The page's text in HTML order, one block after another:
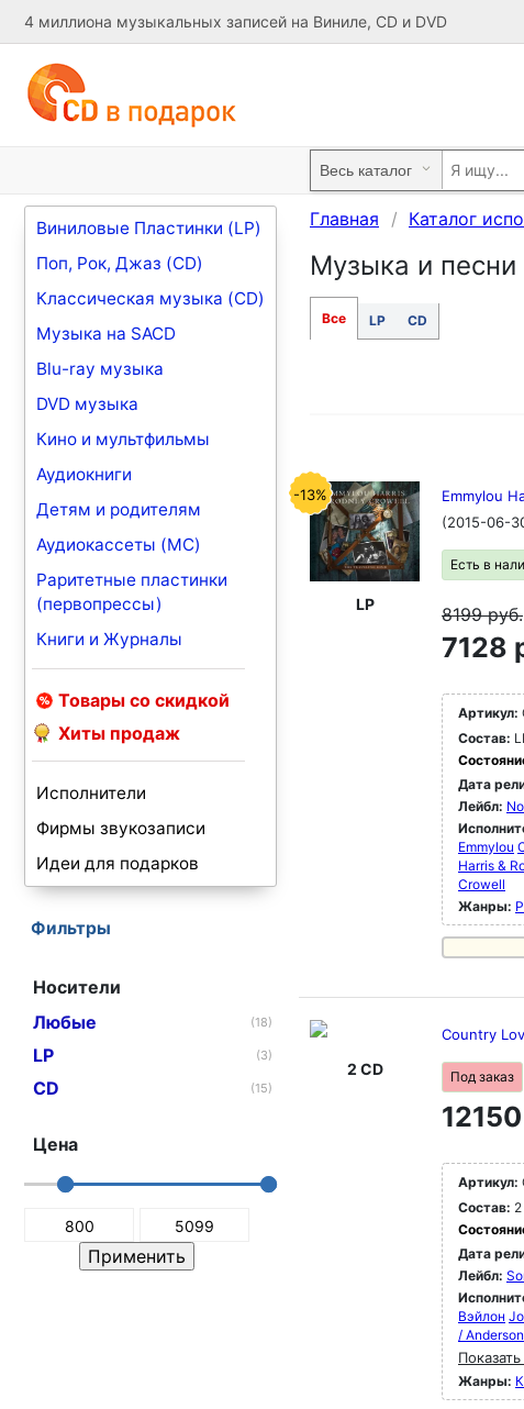
4 миллиона музыкальных записей на Виниле, CD и DVD
Виниловые Пластинки (LP)
Поп, Рок, Джаз (CD)
Классическая музыка (CD)
Музыка на SACD
Blu-ray музыка
DVD музыка
Кино и мультфильмы
Аудиокниги
Детям и родителям
Аудиокассеты (MC)
Раритетные пластинки
(первопрессы)
Книги и Журналы
Товары со скидкой
Хиты продаж
Исполнители
Фирмы звукозаписи
Идеи для подарков
Фильтры
Носители
Любые
(18)
LP (3)
CD (15)
Цена
Главная Каталог
Музыка и
Все LP CD
-13%
LP
Emmylou
(2015-06-
Есть в
8199руб.
7128
Артикул:
Состав:
Дата
Лейбл:
Emmylou
Harris &
Crowell
Жанры:
2 CD
Country
Под заказ
Артикул:
Состав:
Дата
Лейбл:
Вэйлон
/
Жанры: